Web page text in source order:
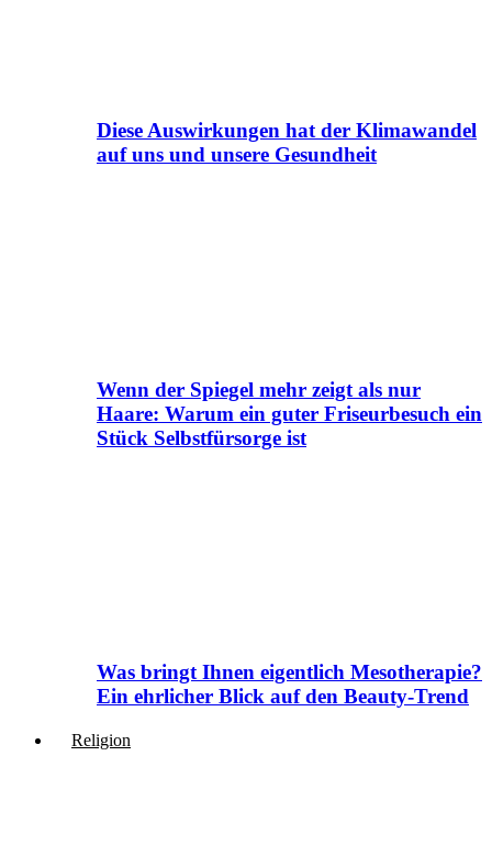
Diese Auswirkungen hat der Klimawandel
auf uns und unsere Gesundheit
Wenn der Spiegel mehr zeigt als nur
Haare: Warum ein guter Friseurbesuch ein
Stück Selbstfürsorge ist
Was bringt Ihnen eigentlich Mesotherapie?
Ein ehrlicher Blick auf den Beauty-Trend
Religion